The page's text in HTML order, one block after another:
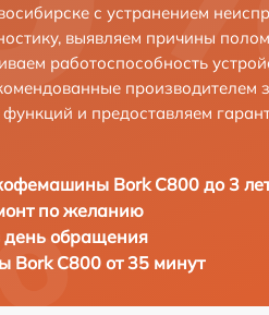
с устранением
выявляем причины
работоспособность
производителем
и предоставляем
Bork C800 до 3
по желанию
день обращения
Bork C800 от 35 минут